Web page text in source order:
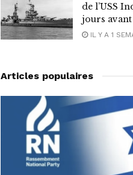
de l’USS
jours
IL Y A 1
Articles populaires